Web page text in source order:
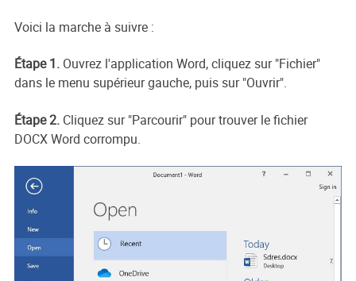
Voici la marche à suivre :
Étape 1. Ouvrez l'application Word, cliquez sur "Fichier"
dans le menu supérieur gauche, puis sur "Ouvrir".
Étape 2. Cliquez sur "Parcourir" pour trouver le fichier
DOCX Word corrompu.